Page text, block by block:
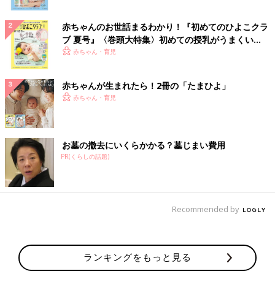
赤ちゃんのお世話まるわかり！『初めてのひよこクラ
ブ 夏号』〈巻頭大特集〉初めての授乳がうまくい
く！ おっぱい・ミルクの基本と夏のトラブル 解決テ
赤ちゃん・育児
赤ちゃんが生まれたら！2冊の「たまひよ」
赤ちゃん・育児
お墓の撤去にいくらかかる？墓じまい費用
PR(くらしの話題)
Recommended by
ランキングをもっと見る